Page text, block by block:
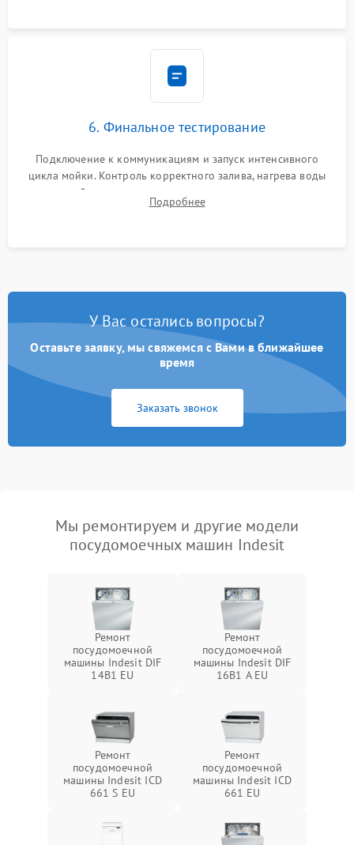
6. Финальное тестирование
Подключение к коммуникациям и запуск интенсивного
цикла мойки. Контроль корректного залива, нагрева воды
до нужной температуры, отсутствия посторонних шумов,
штатного слива и абсолютной сухости в поддоне.
Подробнее
У Вас остались вопросы?
Оставьте заявку, мы свяжемся с Вами в ближайшее
время
Заказать звонок
Мы ремонтируем и другие модели
посудомоечных машин Indesit
Ремонт
посудомоечной
машины Indesit DIF
14B1 EU
Ремонт
посудомоечной
машины Indesit DIF
16B1 A EU
Ремонт
посудомоечной
машины Indesit ICD
661 S EU
Ремонт
посудомоечной
машины Indesit ICD
661 EU